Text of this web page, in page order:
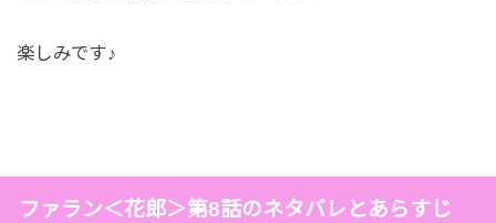
楽しみです♪
ファラン＜花郎＞第8話のネタバレとあらすじ